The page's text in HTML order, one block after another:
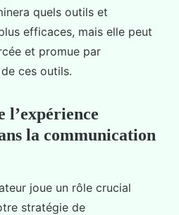
quels outils et
efficaces, mais elle peut
et promue par
ces outils.
l’expérience
la communication
joue un rôle crucial
stratégie de